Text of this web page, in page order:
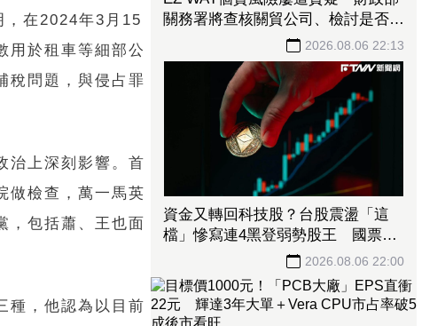
，在2024年3月15
用於租車等細部公
稅問題，與侵占罪
治上深刻影響。首
做檢查，萬一馬英
，包括蕭、王也面
種，他認為以目前
關務署將查核關貿公司、檢討是否統
2026.08.06 22:13
資金又轉回科技股？台股震盪「這
檔」慘寫連4黑登弱勢股王 國票
金、潤泰新也淪大盤刀下魂2026.08.06 22:00